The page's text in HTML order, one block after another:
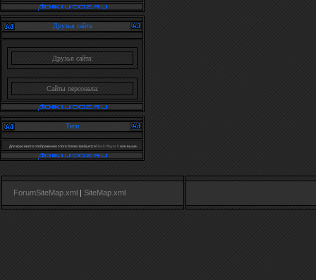
Друзья сайта
Друзья сайта:
Сайты персонала:
Теги
Для красивого отображения этого блока требуетсяFlash Player 9или выше.
ForumSiteMap.xml | SiteMap.xml